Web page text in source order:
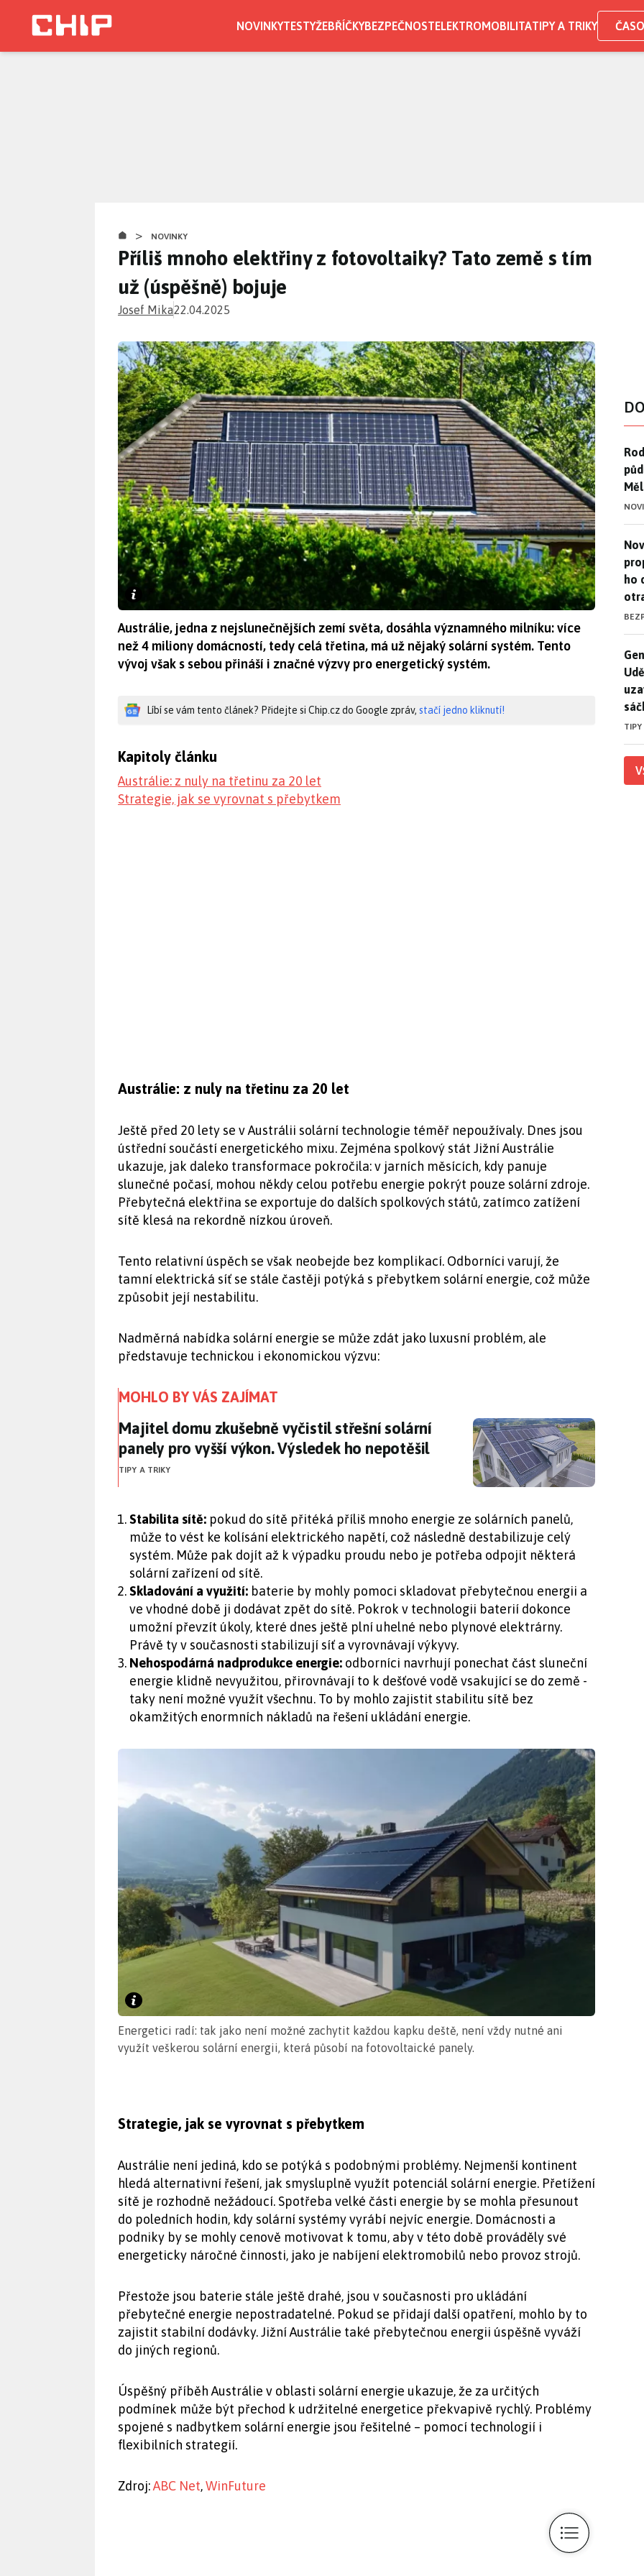
NOVINKYTESTYŽEBŘÍČKYBEZPEČNOSTELEKTROMOBILITATIPY A TRIKY
> NOVINKY
Příliš mnoho elektřiny z fotovoltaiky? Tato země s tím
už (úspěšně) bojuje
Josef Mika22.04.2025
Austrálie, jedna z nejslunečnějších zemí světa, dosáhla významného milníku: více
než 4 miliony domácností, tedy celá třetina, má už nějaký solární systém. Tento
vývoj však s sebou přináší i značné výzvy pro energetický systém.
Líbí se vám tento článek? Přidejte si Chip.cz do Google zpráv, stačí jedno kliknutí!
Kapitoly článku
Austrálie: z nuly na třetinu za 20 let
Strategie, jak se vyrovnat s přebytkem
Austrálie: z nuly na třetinu za 20 let
Ještě před 20 lety se v Austrálii solární technologie téměř nepoužívaly. Dnes jsou
ústřední součástí energetického mixu. Zejména spolkový stát Jižní Austrálie
ukazuje, jak daleko transformace pokročila: v jarních měsících, kdy panuje
slunečné počasí, mohou někdy celou potřebu energie pokrýt pouze solární zdroje.
Přebytečná elektřina se exportuje do dalších spolkových států, zatímco zatížení
sítě klesá na rekordně nízkou úroveň.
Tento relativní úspěch se však neobejde bez komplikací. Odborníci varují, že
tamní elektrická síť se stále častěji potýká s přebytkem solární energie, což může
způsobit její nestabilitu.
Nadměrná nabídka solární energie se může zdát jako luxusní problém, ale
představuje technickou i ekonomickou výzvu:
MOHLO BY VÁS ZAJÍMAT
Majitel domu zkušebně vyčistil střešní solární panely pro vyšší výkon.
Majitel domu zkušebně vyčistil střešní solární
panely pro vyšší výkon. Výsledek ho nepotěšil
TIPY A TRIKY
Stabilita sítě: pokud do sítě přitéká příliš mnoho energie ze solárních panelů,
může to vést ke kolísání elektrického napětí, což následně destabilizuje celý
systém. Může pak dojít až k výpadku proudu nebo je potřeba odpojit některá
solární zařízení od sítě.
Skladování a využití: baterie by mohly pomoci skladovat přebytečnou energii a
ve vhodné době ji dodávat zpět do sítě. Pokrok v technologii baterií dokonce
umožní převzít úkoly, které dnes ještě plní uhelné nebo plynové elektrárny.
Právě ty v současnosti stabilizují síť a vyrovnávají výkyvy.
Nehospodárná nadprodukce energie: odborníci navrhují ponechat část sluneční
energie klidně nevyužitou, přirovnávají to k dešťové vodě vsakující se do země -
taky není možné využít všechnu. To by mohlo zajistit stabilitu sítě bez
okamžitých enormních nákladů na řešení ukládání energie.
Energetici radí: tak jako není možné zachytit každou kapku deště, není vždy nutné ani
využít veškerou solární energii, která působí na fotovoltaické panely.
Strategie, jak se vyrovnat s přebytkem
Austrálie není jediná, kdo se potýká s podobnými problémy. Nejmenší kontinent
hledá alternativní řešení, jak smysluplně využít potenciál solární energie. Přetížení
sítě je rozhodně nežádoucí. Spotřeba velké části energie by se mohla přesunout
do poledních hodin, kdy solární systémy vyrábí nejvíc energie. Domácnosti a
podniky by se mohly cenově motivovat k tomu, aby v této době prováděly své
energeticky náročné činnosti, jako je nabíjení elektromobilů nebo provoz strojů.
Přestože jsou baterie stále ještě drahé, jsou v současnosti pro ukládání
přebytečné energie nepostradatelné. Pokud se přidají další opatření, mohlo by to
zajistit stabilní dodávky. Jižní Austrálie také přebytečnou energii úspěšně vyváží
do jiných regionů.
Úspěšný příběh Austrálie v oblasti solární energie ukazuje, že za určitých
podmínek může být přechod k udržitelné energetice překvapivě rychlý. Problémy
spojené s nadbytkem solární energie jsou řešitelné – pomocí technologií i
flexibilních strategií.
Zdroj:ABC Net,WinFuture
ho